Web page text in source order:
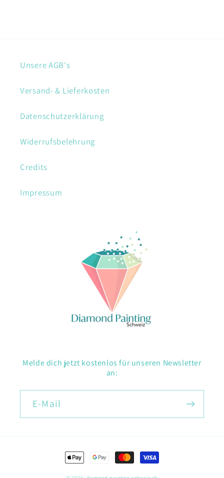
Unsere AGB's
Versand- & Lieferkosten
Datenschutzerklärung
Widerrufsbelehrung
Credits
Impressum
Melde dich jetzt kostenlos für unseren Newsletter
an:
E-Mail
Zahlungsmethoden